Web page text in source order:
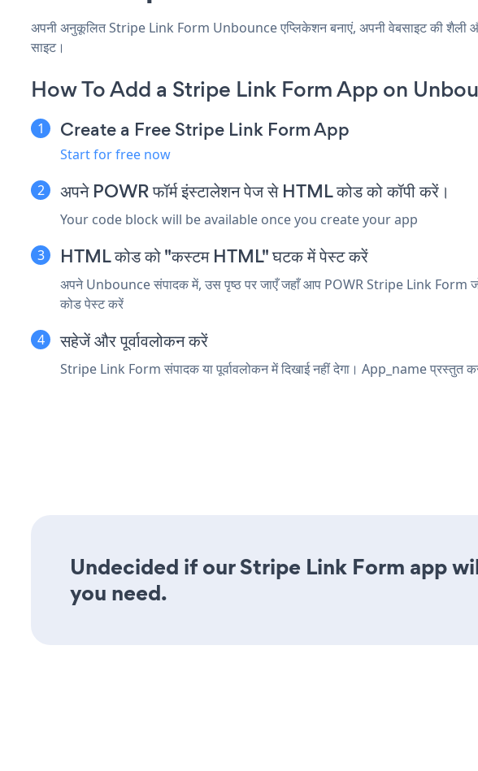
अपनी अनुकूलित Stripe Link Form Unbounce एप्लिकेशन बनाएं, अपनी वेबसाइट की शैली
साइट।
How To Add a Stripe Link Form App on
Create a Free Stripe Link Form App
Start for free now
अपने POWR फॉर्म इंस्टालेशन पेज से HTML कोड को कॉपी करें।
Your code block will be available once you create your app
HTML कोड को "कस्टम HTML" घटक में पेस्ट करें
अपने Unbounce संपादक में, उस पृष्ठ पर जाएँ जहाँ आप POWR Stripe Link Form
कोड पेस्ट करें
सहेजें और पूर्वावलोकन करें
Stripe Link Form संपादक या पूर्वावलोकन में दिखाई नहीं देगा। App_name प्रस्तुत
Undecided if our Stripe Link Form app
you need.